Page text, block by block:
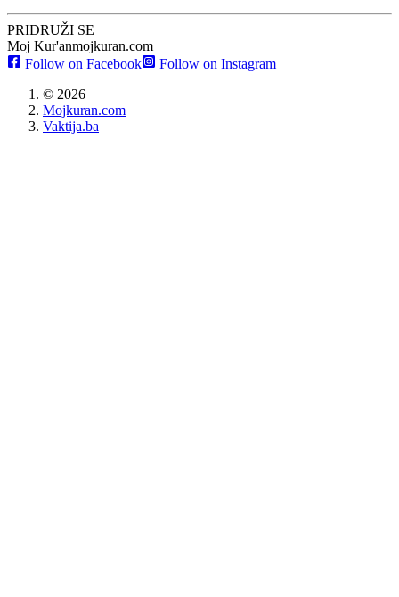
PRIDRUŽI SE
Moj Kur'anmojkuran.com
Follow on Facebook
Follow on Instagram
© 2026
Mojkuran.com
Vaktija.ba